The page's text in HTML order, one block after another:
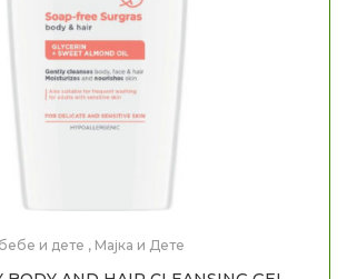
и дете , Мајка и Дете